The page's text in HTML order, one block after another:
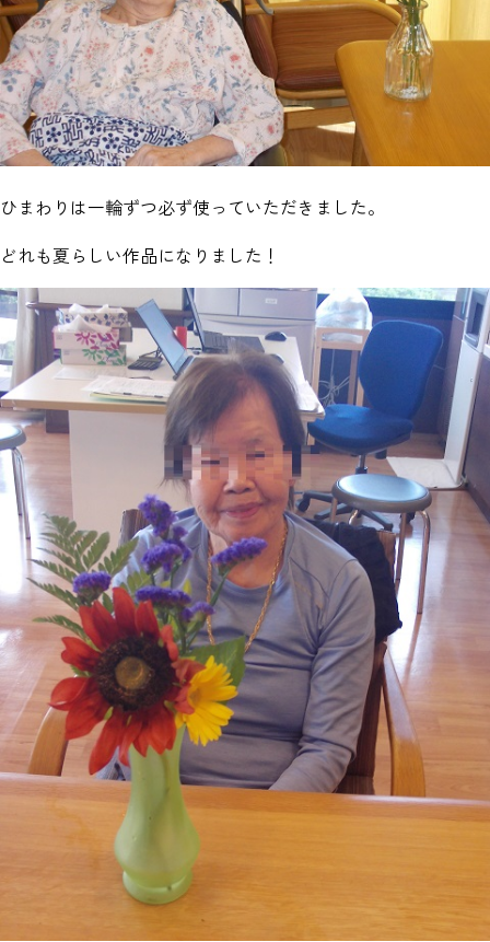
ひまわりは一輪ずつ必ず使っていただきました。
どれも夏らしい作品になりました！